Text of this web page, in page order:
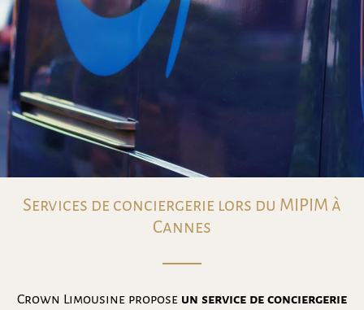
Services de conciergerie lors du MIPIM à
Cannes
Crown Limousine propose un service de conciergerie